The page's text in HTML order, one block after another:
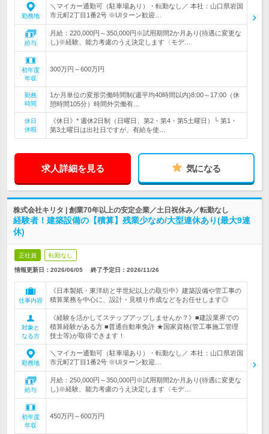
勤務地
＼マイカー通勤可（駐車場あり）・転勤なし／ 本社：山口県岩国
市元町2丁目1番2号 ※UIターン歓迎…
給与
月給：220,000円～350,000円※試用期間2か月あり(待遇に変更な
し)※経験、能力考慮のうえ決定します〈モデ…
初年度
年収
300万円～600万円
勤務
時間
1か月単位の変形労働時間制(週平均40時間以内)8:00～17:00（休
憩時間105分）時間外労働有…
休日
休暇
《休日》* 週休2日制（日曜日、第2・第4・第5土曜日）└ 第1・
第3土曜日は出社日ですが、有給を使…
求人詳細を見る 気になる
株式会社キリタ | 創業70年以上の安定企業／土日祝休み／転勤なし
経験者！建築設備の【積算】残業少なめ/大型連休あり(最大9連
休)
正社員 転勤なし
情報更新日：2026/06/05 終了予定日： 2026/11/26
仕事内容
《日本製紙・東洋紡と半世紀以上の取引中》建築設備や管工事の
積算業務を中心に、設計・見積り作成などをお任せします◎
対象と
なる方
《経験を活かしてステップアップしませんか？》■建設業界での
積算経験がある方 ■普通自動車免許 ★国家資格(管工事施工管理
技士等)が取得できます！
勤務地
＼マイカー通勤可（駐車場あり）・転勤なし／ 本社：山口県岩国
市元町2丁目1番2号 ※UIターン歓迎…
給与
月給：250,000円～350,000円※試用期間2か月あり(待遇に変更な
し)※経験、能力考慮のうえ決定します〈モデ…
初年度
年収
450万円～600万円